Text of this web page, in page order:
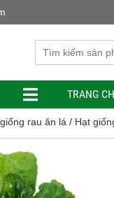
TRANG
rau ăn lá / Hạt